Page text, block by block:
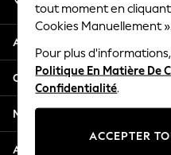
Beach Dresses &
Dresses
Flip Flops
Sliders
Jumpsuits &
Linen Collection
Sandals
Français
Aide
Confidentialité et mentions
Ministères
Autres services
tout moment en
Cookies Manuellement
Pour plus
Politique En Matière De
Confidentialité.
ACCEPTER